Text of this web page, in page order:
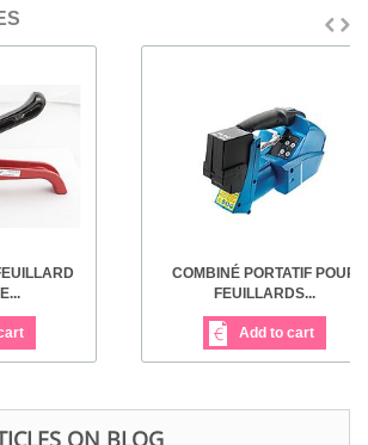
COMBINÉ PORTATIF POUR
FEUILLARDS...
Add to cart
ON BLOG